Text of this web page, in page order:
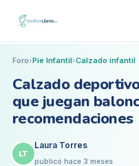
Foro›Pie Infantil›Calzado infantil
Calzado
que juegan
recomendaciones
LT
Laura Torres
publicó hace 3 meses